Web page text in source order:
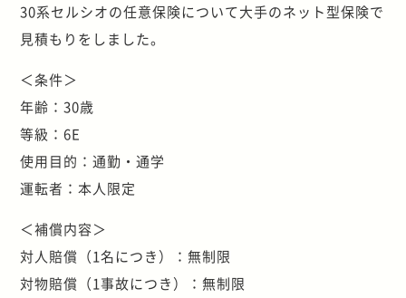
30系セルシオの任意保険について大手のネット型保険で
見積もりをしました。
＜条件＞
年齢：30歳
等級：6E
使用目的：通勤・通学
運転者：本人限定
＜補償内容＞
対人賠償（1名につき）：無制限
対物賠償（1事故につき）：無制限